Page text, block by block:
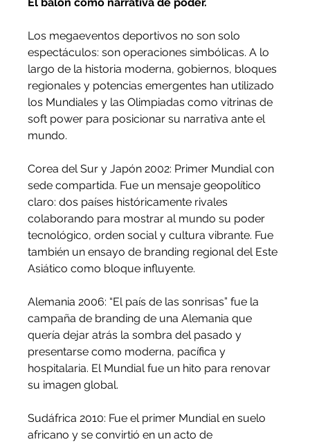
Los megaeventos deportivos no son solo
espectáculos: son operaciones simbólicas. A lo
largo de la historia moderna, gobiernos, bloques
regionales y potencias emergentes han utilizado
los Mundiales y las Olimpiadas como vitrinas de
soft power para posicionar su narrativa ante el
mundo.
Corea del Sur y Japón 2002: Primer Mundial con
sede compartida. Fue un mensaje geopolítico
claro: dos países históricamente rivales
colaborando para mostrar al mundo su poder
tecnológico, orden social y cultura vibrante. Fue
también un ensayo de branding regional del Este
Asiático como bloque influyente.
Alemania 2006: “El país de las sonrisas” fue la
campaña de branding de una Alemania que
quería dejar atrás la sombra del pasado y
presentarse como moderna, pacífica y
hospitalaria. El Mundial fue un hito para renovar
su imagen global.
Sudáfrica 2010: Fue el primer Mundial en suelo
africano y se convirtió en un acto de